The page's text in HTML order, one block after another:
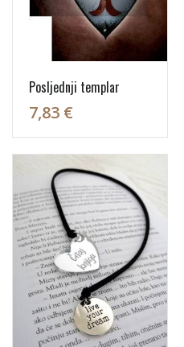
Posljednji templar
7,83 €